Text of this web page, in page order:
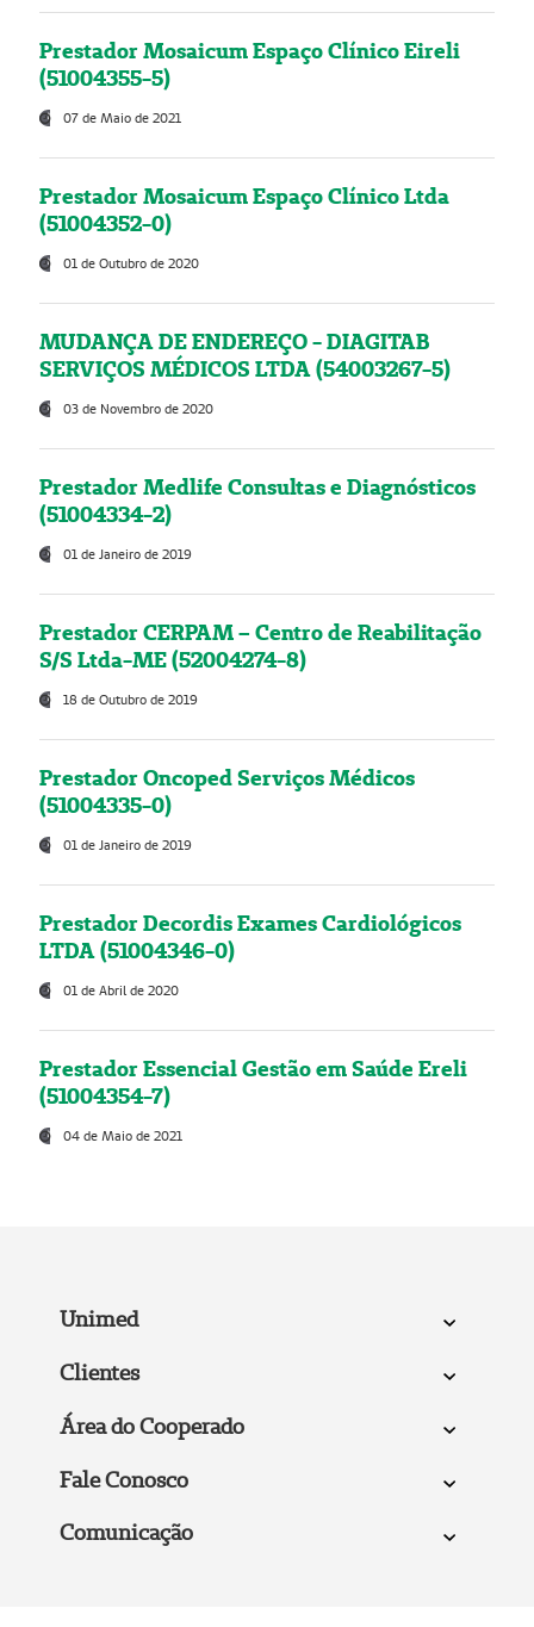
Prestador Mosaicum Espaço Clínico Eireli
(51004355-5)
07 de Maio de 2021
Prestador Mosaicum Espaço Clínico Ltda
(51004352-0)
01 de Outubro de 2020
MUDANÇA DE ENDEREÇO - DIAGITAB
SERVIÇOS MÉDICOS LTDA (54003267-5)
03 de Novembro de 2020
Prestador Medlife Consultas e Diagnósticos
(51004334-2)
01 de Janeiro de 2019
Prestador CERPAM – Centro de Reabilitação
S/S Ltda-ME (52004274-8)
18 de Outubro de 2019
Prestador Oncoped Serviços Médicos
(51004335-0)
01 de Janeiro de 2019
Prestador Decordis Exames Cardiológicos
LTDA (51004346-0)
01 de Abril de 2020
Prestador Essencial Gestão em Saúde Ereli
(51004354-7)
04 de Maio de 2021
Unimed
Clientes
Área do Cooperado
Fale Conosco
Comunicação